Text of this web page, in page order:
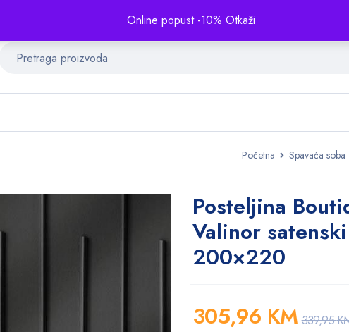
Online popust -10% Otkaži
Početna Spavaća soba
Posteljina
Valinor
200×220
339,95
305,96 KM